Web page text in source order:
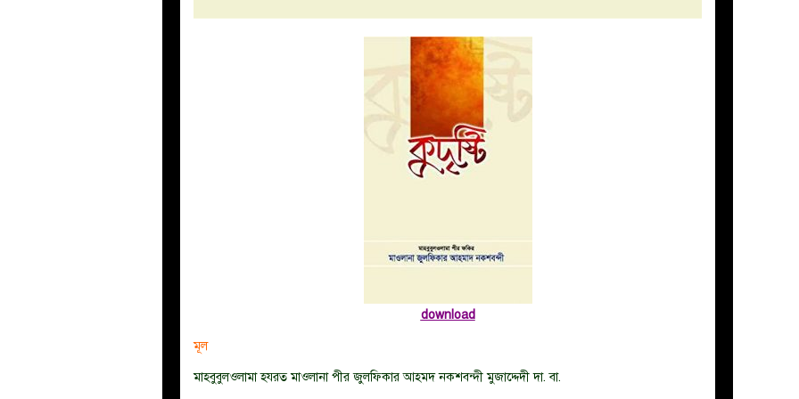
download
মূল
মাহবুবুলওলামা হযরত মাওলানা পীর জুলফিকার আহমদ নকশবন্দী মুজাদ্দেদী দা. বা.